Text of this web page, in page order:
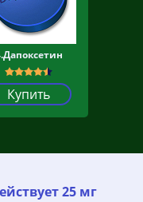
Купить
25 мг